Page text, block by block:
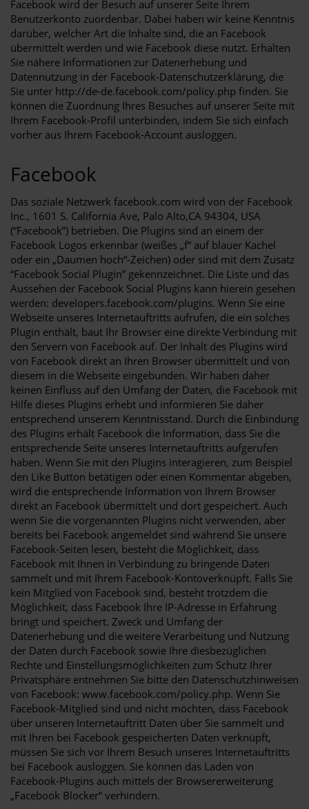
Facebook wird der Besuch auf unserer Seite Ihrem
Benutzerkonto zuordenbar. Dabei haben wir keine Kenntnis
darüber, welcher Art die Inhalte sind, die an Facebook
übermittelt werden und wie Facebook diese nutzt. Erhalten
Sie nähere Informationen zur Datenerhebung und
Datennutzung in der Facebook-Datenschutzerklärung, die
Sie unter http://de-de.facebook.com/policy.php finden. Sie
können die Zuordnung Ihres Besuches auf unserer Seite mit
Ihrem Facebook-Profil unterbinden, indem Sie sich einfach
vorher aus Ihrem Facebook-Account ausloggen.
Facebook
Das soziale Netzwerk facebook.com wird von der Facebook
Inc., 1601 S. California Ave, Palo Alto,CA 94304, USA
(“Facebook”) betrieben. Die Plugins sind an einem der
Facebook Logos erkennbar (weißes „f“ auf blauer Kachel
oder ein „Daumen hoch“-Zeichen) oder sind mit dem Zusatz
“Facebook Social Plugin” gekennzeichnet. Die Liste und das
Aussehen der Facebook Social Plugins kann hierein gesehen
werden: developers.facebook.com/plugins. Wenn Sie eine
Webseite unseres Internetauftritts aufrufen, die ein solches
Plugin enthält, baut Ihr Browser eine direkte Verbindung mit
den Servern von Facebook auf. Der Inhalt des Plugins wird
von Facebook direkt an Ihren Browser übermittelt und von
diesem in die Webseite eingebunden. Wir haben daher
keinen Einfluss auf den Umfang der Daten, die Facebook mit
Hilfe dieses Plugins erhebt und informieren Sie daher
entsprechend unserem Kenntnisstand. Durch die Einbindung
des Plugins erhält Facebook die Information, dass Sie die
entsprechende Seite unseres Internetauftritts aufgerufen
haben. Wenn Sie mit den Plugins interagieren, zum Beispiel
den Like Button betätigen oder einen Kommentar abgeben,
wird die entsprechende Information von Ihrem Browser
direkt an Facebook übermittelt und dort gespeichert. Auch
wenn Sie die vorgenannten Plugins nicht verwenden, aber
bereits bei Facebook angemeldet sind während Sie unsere
Facebook-Seiten lesen, besteht die Möglichkeit, dass
Facebook mit Ihnen in Verbindung zu bringende Daten
sammelt und mit Ihrem Facebook-Kontoverknüpft. Falls Sie
kein Mitglied von Facebook sind, besteht trotzdem die
Möglichkeit, dass Facebook Ihre IP-Adresse in Erfahrung
bringt und speichert. Zweck und Umfang der
Datenerhebung und die weitere Verarbeitung und Nutzung
der Daten durch Facebook sowie Ihre diesbezüglichen
Rechte und Einstellungsmöglichkeiten zum Schutz Ihrer
Privatsphäre entnehmen Sie bitte den Datenschutzhinweisen
von Facebook: www.facebook.com/policy.php. Wenn Sie
Facebook-Mitglied sind und nicht möchten, dass Facebook
über unseren Internetauftritt Daten über Sie sammelt und
mit Ihren bei Facebook gespeicherten Daten verknüpft,
müssen Sie sich vor Ihrem Besuch unseres Internetauftritts
bei Facebook ausloggen. Sie können das Laden von
Facebook-Plugins auch mittels der Browsererweiterung
„Facebook Blocker“ verhindern.